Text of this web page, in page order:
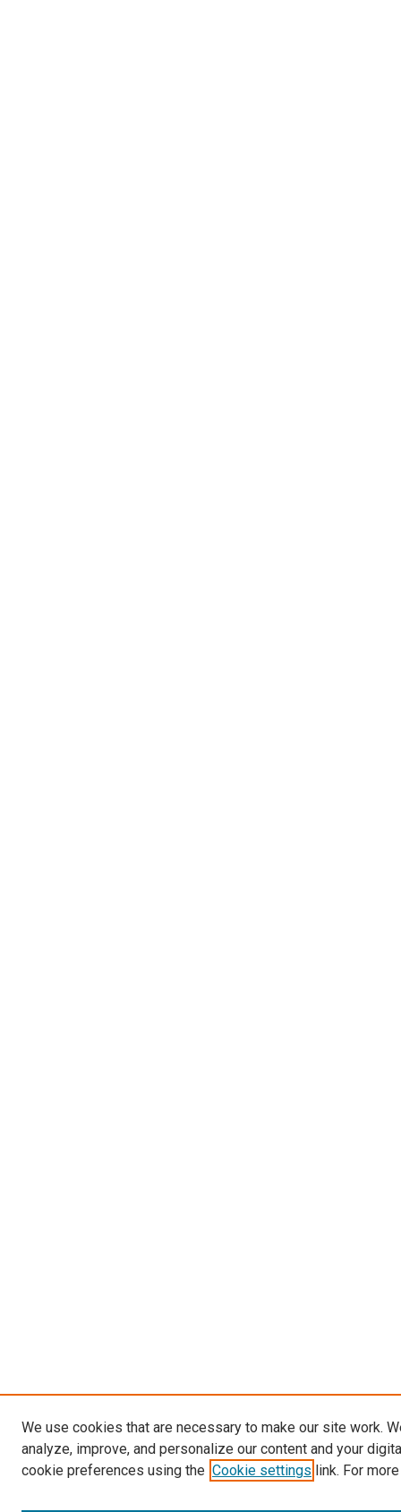
We use cookies that are necessary to make our site work.
analyze, improve, and personalize our content and your
cookie preferences using the Cookie settings link. For